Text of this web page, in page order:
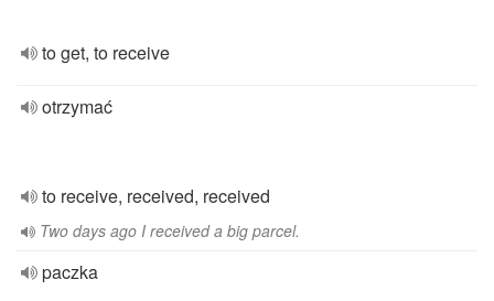
to get, to receive
otrzymać
to receive, received, received
Two days ago I received a big parcel.
paczka